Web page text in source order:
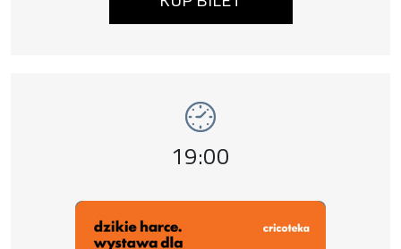
Godzina wydarzenia,
19:00